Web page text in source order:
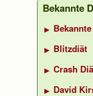
Bekannte
Blitzdiät
Crash
David